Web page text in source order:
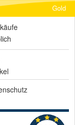
Gold